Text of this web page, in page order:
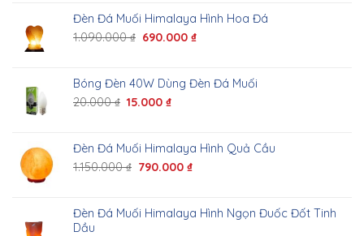
Đèn Đá Muối Himalaya Hình Hoa Đá
1.090.000₫ 690.000₫
Bóng Đèn 40W Dùng Đèn Đá Muối
20.000₫ 15.000₫
Đèn Đá Muối Himalaya Hình Quả Cầu
1.150.000₫ 790.000₫
Đèn Đá Muối Himalaya Hình Ngọn Đuốc Đốt Tinh
Dầu